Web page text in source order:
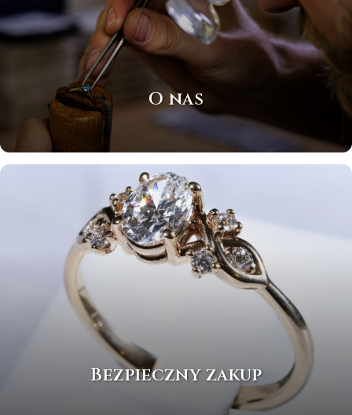
O nas
Bezpieczny zakup